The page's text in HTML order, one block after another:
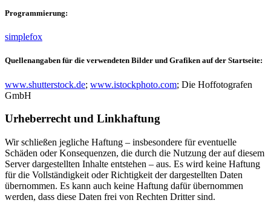
Programmierung:
simplefox
Quellenangaben für die verwendeten Bilder und Grafiken auf der Startseite:
www.shutterstock.de; www.istockphoto.com; Die Hoffotografen
GmbH
Urheberrecht und Linkhaftung
Wir schließen jegliche Haftung – insbesondere für eventuelle
Schäden oder Konsequenzen, die durch die Nutzung der auf diesem
Server dargestellten Inhalte entstehen – aus. Es wird keine Haftung
für die Vollständigkeit oder Richtigkeit der dargestellten Daten
übernommen. Es kann auch keine Haftung dafür übernommen
werden, dass diese Daten frei von Rechten Dritter sind.